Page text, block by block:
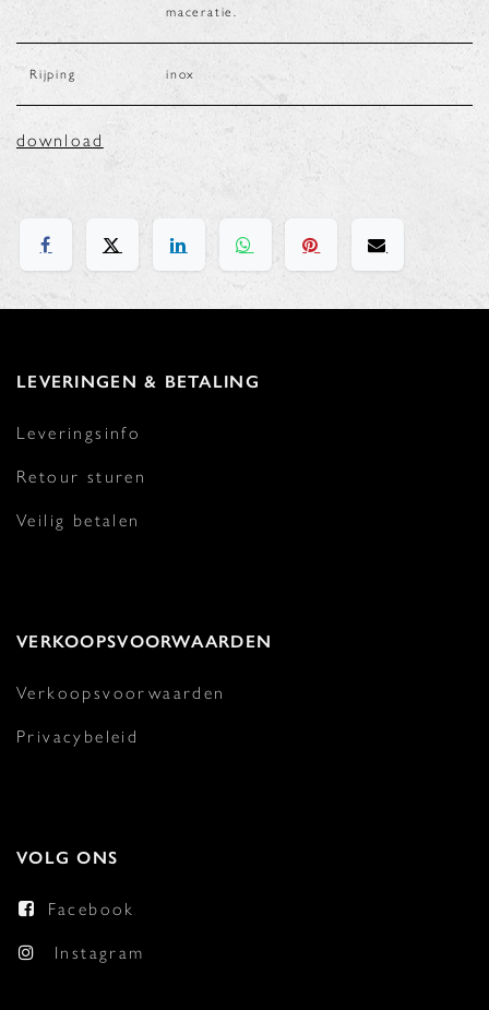
maceratie.
Rijping inox
download
LEVERINGEN & BETALING
Leveringsinfo
Retour sturen
Veilig betalen
VERKOOPSVOORWAARDEN
Verkoopsvoorwaarden
Privacybeleid
VOLG ONS
Facebook
Instagram